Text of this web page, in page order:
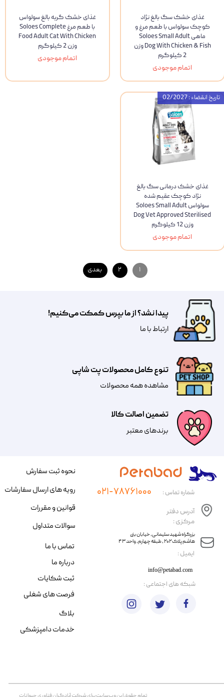
غذای خشک سگ بالغ نژاد
کوچک سولواس با طعم مرغ و
ماهی Soloes Small Adult
Dog With Chicken & Fish وزن
2 کیلوگرم
اتمام موجودی
غذای خشک گربه بالغ سولواس
با طعم مرغ Soloes Complete
Food Adult Cat With Chicken
وزن 2 کیلوگرم
اتمام موجودی
غذای خشک درمانی سگ بالغ
نژاد کوچک عقیم شده
سولواس Soloes Small Adult
Dog Vet Approved Sterilised
وزن 12 کیلوگرم
اتمام موجودی
تاریخ انقضاء : 02/2027
۱ ۲ بعدی
تضمین اصالت کالا
​​برندهای معتبر​​​​​​​
تنوع کامل محصولات پت شاپی
مشاهده همه محصولات
پیدا نشد؟ از ما بپرس کمکت می‌کنیم!
​​​ارتباط با ما
​ایمیل :
آدرس دفتر
مرکزی :
info@petabad.com
​​بزرگراه شهید سلیمانی، خیابان بنی
هاشم پلاک ۲۰۲ ، طبقه چهارم، واحد ۴۳
شماره تماس : ۰۲۱-۷۸۷۶۱۰۰۰
نحوه ثبت سفارش
رویه های ارسال سفارشات
قوانین و مقررات
سوالات متداول
تماس با ما
درباره ما
ثبت شکایات
فرصت های شغلی
​شبکه های اجتماعی :
بلاگ
خدمات دامپزشکی